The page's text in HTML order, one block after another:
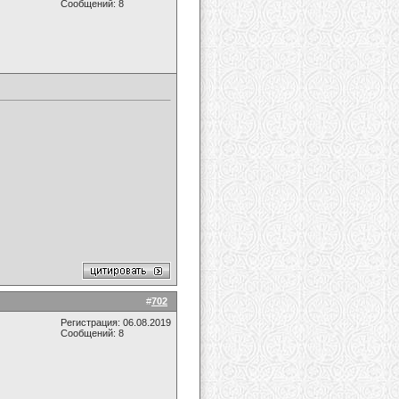
Сообщений: 8
#702
Регистрация: 06.08.2019
Сообщений: 8